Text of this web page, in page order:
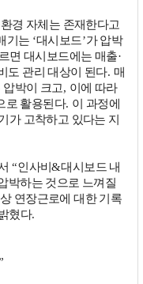
경 자체는 존재한다고
기는 ‘대시보드’가 압박
면 대시보드에는 매출·
도 관리 대상이 된다. 매
박이 크고, 이에 따라
로 활용된다. 이 과정에
가 고착하고 있다는 지
“인사비&대시보드 내
박하는 것으로 느껴질
연장근로에 대한 기록
혔다.